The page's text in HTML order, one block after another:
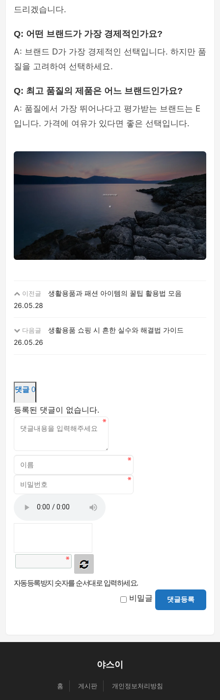
드리겠습니다.
Q: 어떤 브랜드가 가장 경제적인가요?
A: 브랜드 D가 가장 경제적인 선택입니다. 하지만 품
질을 고려하여 선택하세요.
Q: 최고 품질의 제품은 어느 브랜드인가요?
A: 품질에서 가장 뛰어나다고 평가받는 브랜드는 E
입니다. 가격에 여유가 있다면 좋은 선택입니다.
이전글
생활용품과 패션 아이템의 꿀팁 활용법 모음
26.05.28
다음글
생활용품 쇼핑 시 흔한 실수와 해결법 가이드
26.05.26
댓글 0
등록된 댓글이 없습니다.
자동등록방지 숫자를 순서대로 입력하세요.
비밀글 댓글등록
야스이
홈 게시판 개인정보처리방침